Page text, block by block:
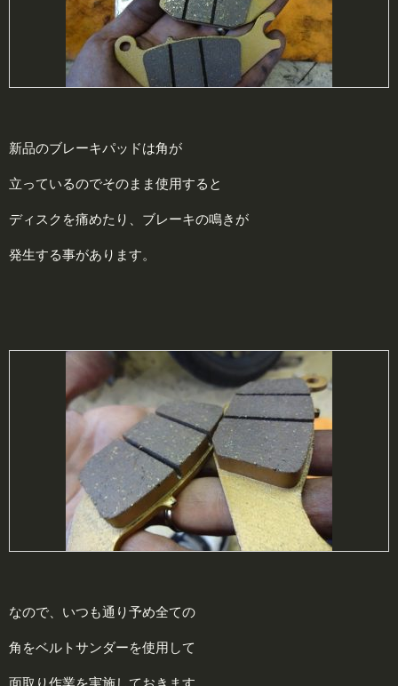
新品のブレーキパッドは角が
立っているのでそのまま使用すると
ディスクを痛めたり、ブレーキの鳴きが
発生する事があります。
なので、いつも通り予め全ての
角をベルトサンダーを使用して
面取り作業を実施しておきます。